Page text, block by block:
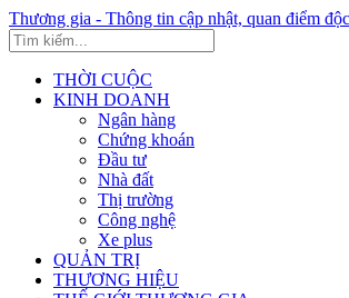
Thương gia - Thông tin cập nhật, quan điểm
THỜI CUỘC
KINH DOANH
Ngân hàng
Chứng khoán
Đầu tư
Nhà đất
Thị trường
Công nghệ
Xe plus
QUẢN TRỊ
THƯƠNG HIỆU